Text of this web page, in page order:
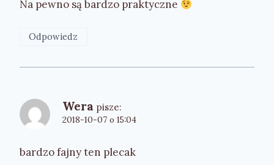
Na pewno są bardzo praktyczne
Odpowiedz
Wera pisze:
2018-10-07 o 15:04
bardzo fajny ten plecak